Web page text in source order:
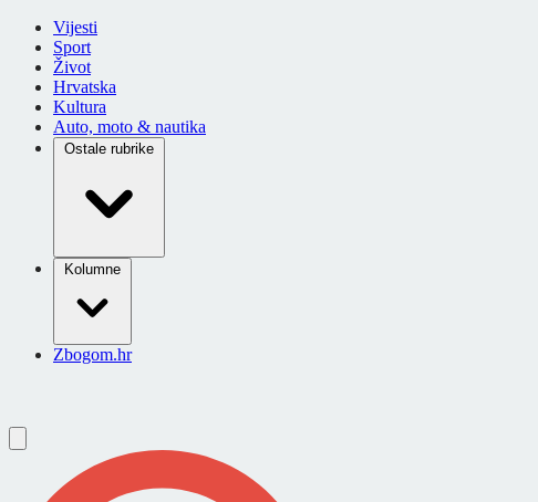
Vijesti
Sport
Život
Hrvatska
Kultura
Auto, moto & nautika
Ostale rubrike
Kolumne
Zbogom.hr